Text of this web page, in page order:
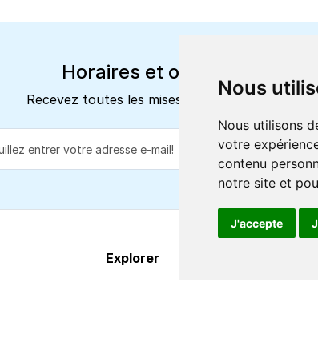
Nous
Nous utilisons
votre
contenu
notre site et
J'accepte
Horaires et offres actuels
Recevez toutes les mises à jour dans votre e-
Explorer